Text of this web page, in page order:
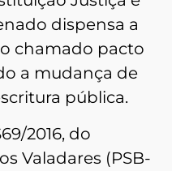
dispensa a
chamado pacto
a mudança de
pública.
2016, do
Valadares (PSB-